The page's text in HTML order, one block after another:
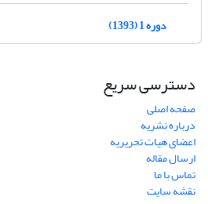
دوره 1 (1393)
دسترسی سریع
صفحه اصلی
درباره نشریه
اعضای هیات تحریریه
ارسال مقاله
تماس با ما
نقشه سایت